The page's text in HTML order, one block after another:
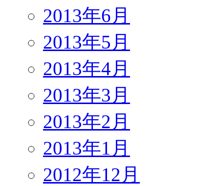
2013年6月
2013年5月
2013年4月
2013年3月
2013年2月
2013年1月
2012年12月